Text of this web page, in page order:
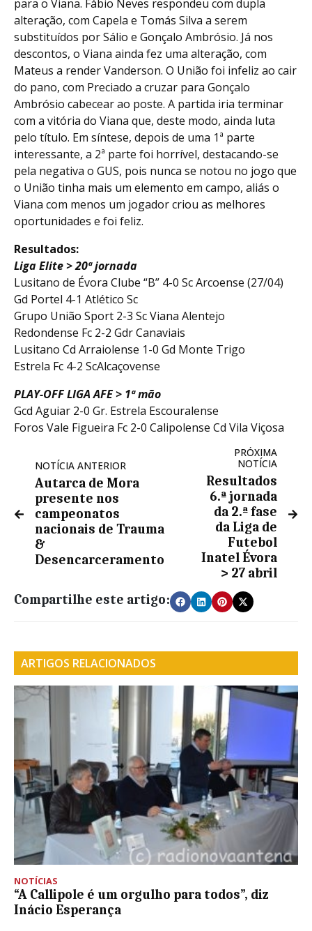
para o Viana. Fábio Neves respondeu com dupla
alteração, com Capela e Tomás Silva a serem
substituídos por Sálio e Gonçalo Ambrósio. Já nos
descontos, o Viana ainda fez uma alteração, com
Mateus a render Vanderson. O União foi infeliz ao cair
do pano, com Preciado a cruzar para Gonçalo
Ambrósio cabecear ao poste. A partida iria terminar
com a vitória do Viana que, deste modo, ainda luta
pelo título. Em síntese, depois de uma 1ª parte
interessante, a 2ª parte foi horrível, destacando-se
pela negativa o GUS, pois nunca se notou no jogo que
o União tinha mais um elemento em campo, aliás o
Viana com menos um jogador criou as melhores
oportunidades e foi feliz.
Resultados:
Liga Elite > 20ª jornada
Lusitano de Évora Clube “B” 4-0 Sc Arcoense (27/04)
Gd Portel 4-1 Atlético Sc
Grupo União Sport 2-3 Sc Viana Alentejo
Redondense Fc 2-2 Gdr Canaviais
Lusitano Cd Arraiolense 1-0 Gd Monte Trigo
Estrela Fc 4-2 ScAlcaçovense
PLAY-OFF LIGA AFE > 1ª mão
Gcd Aguiar 2-0 Gr. Estrela Escouralense
Foros Vale Figueira Fc 2-0 Calipolense Cd Vila Viçosa
NOTÍCIA ANTERIOR
Autarca de Mora
presente nos
campeonatos
nacionais de Trauma
&
Desencarceramento
PRÓXIMA
NOTÍCIA
Resultados
6.ª jornada
da 2.ª fase
da Liga de
Futebol
Inatel Évora
> 27 abril
Compartilhe este artigo:
ARTIGOS RELACIONADOS
NOTÍCIAS
“A Callipole é um orgulho para todos”, diz
Inácio Esperança